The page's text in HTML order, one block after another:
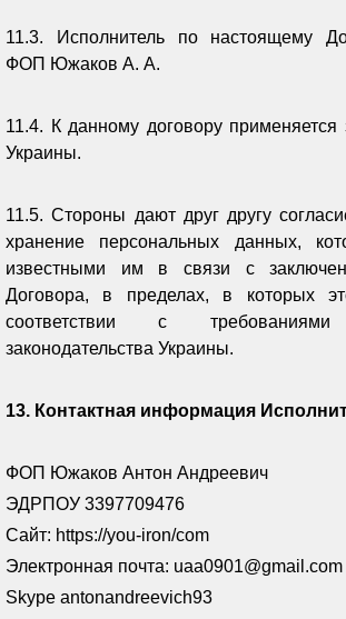
11.3. Исполнитель по настоящему
ФОП Южаков А. А.
11.4. К данному договору применяется
Украины.
11.5. Стороны дают друг другу
хранение персональных данных,
известными им в связи с
Договора, в пределах, в которых
соответствии с требованиями
законодательства Украины.
13. Контактная информация
ФОП Южаков Антон Андреевич
ЭДРПОУ 3397709476
Сайт: https://you-iron/com
Электронная почта: uaa0901@gmail.com
Skype antonandreevich93